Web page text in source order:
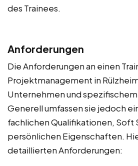
des Trainees.
Anforderungen
Die Anforderungen an einen
Projektmanagement in
Unternehmen und
Generell umfassen sie jedoch
fachlichen Qualifikationen, Soft
persönlichen Eigenschaften.
detaillierten Anforderungen: